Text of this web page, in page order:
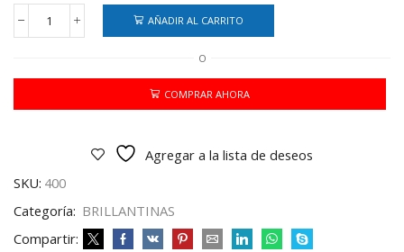
BRILLANTINA
MAGIC
BL
PAQ
AÑADIR AL CARRITO
O
COMPRAR AHORA
Agregar a la lista de deseos
SKU: 400
Categoría: BRILLANTINAS
Compartir: